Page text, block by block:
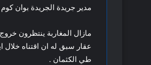
مدير جريدة الجريدة بوان كوم
مازال المغاربة ينتظرون
عقار سبق له ان اقتناه خلال
طي الكثمان .